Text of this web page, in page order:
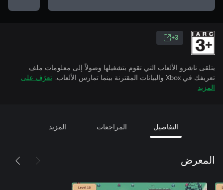
3+
يتلقى ناشرو الألعاب التي تقوم بتشغيلها وصولاً إلى معلومات ملف
تعريفك في Xbox والبيانات المقترنة بينما تمارس الألعاب.
تعرّف على
المزيد
التفاصيل المراجعات المزيد
المعرض